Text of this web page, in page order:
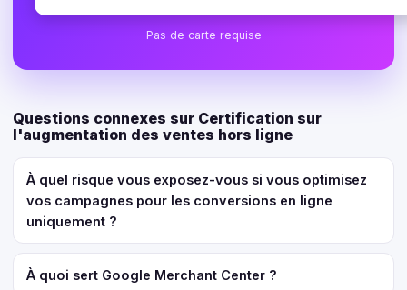
Pas de carte requise
Questions connexes sur Certification sur
l'augmentation des ventes hors ligne
À quel risque vous exposez-vous si vous optimisez
vos campagnes pour les conversions en ligne
uniquement ?
À quoi sert Google Merchant Center ?